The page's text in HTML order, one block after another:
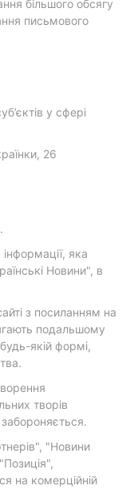
більшого обсягу
письмового
у сфері
26
яка
Новини", в
з посиланням на
подальшому
якій формі,
творів
"Новини
на комерційній